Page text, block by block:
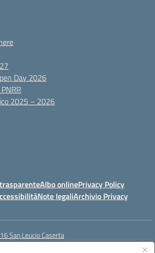
Day 2026
2025 – 2026
Albo onlinePrivacy Policy
Note legaliArchivio Privacy
San Leucio Caserta